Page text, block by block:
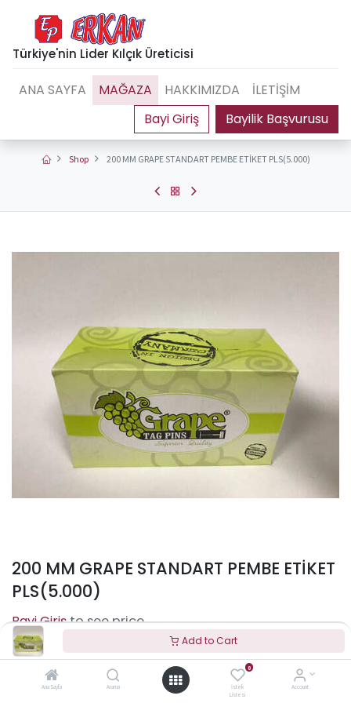
Add to Cart
Ana Sayfa Arama
0
İstek
Listesi
Account
Türkiye'nin Lider Kılçık Üreticisi
Bayilik Başvurusu
ANA SAYFA MAĞAZA HAKKIMIZDA İLETİŞİM
Shop 200 MM GRAPE STANDART PEMBE ETİKET PLS(5.000)
200 MM GRAPE STANDART PEMBE ETİKET
PLS(5.000)
to see price
Terms and Conditions